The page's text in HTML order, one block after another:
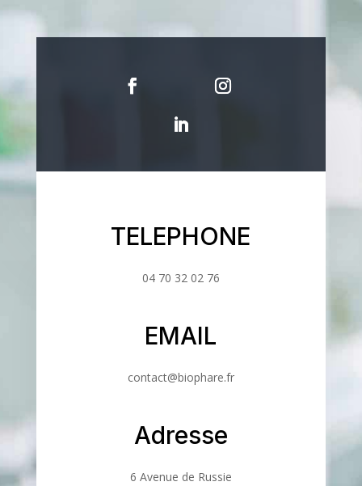
TELEPHONE
04 70 32 02 76
EMAIL
contact@biophare.fr
Adresse
6 Avenue de Russie